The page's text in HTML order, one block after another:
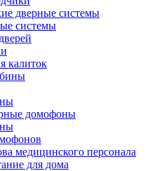
дверные системы
системы
калиток
домофоны
медицинского персонала
для дома